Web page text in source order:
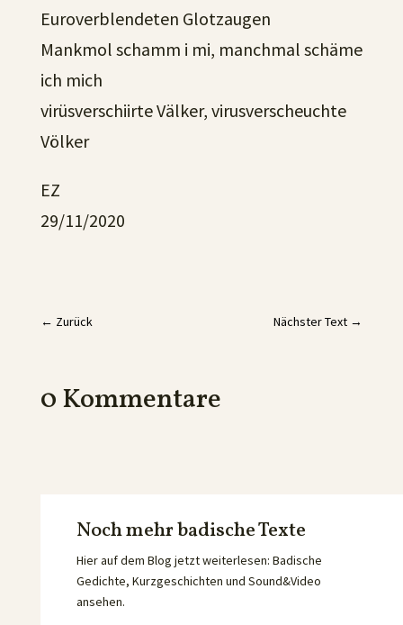
Euroverblendeten Glotzaugen
Mankmol schamm i mi, manchmal schäme
ich mich
virüsverschiirte Välker, virusverscheuchte
Völker
EZ
29/11/2020
← Zurück Nächster Text →
0 Kommentare
Noch mehr badische Texte
Hier auf dem Blog jetzt weiterlesen: Badische
Gedichte, Kurzgeschichten und Sound&Video
ansehen.